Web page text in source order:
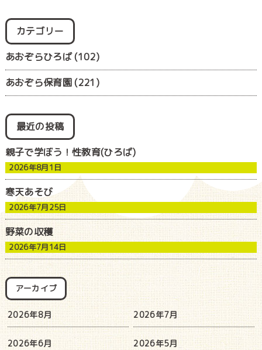
カテゴリー
あおぞらひろば(102)
あおぞら保育園(221)
最近の投稿
親子で学ぼう！性教育(ひろば)
2026年8月1日
寒天あそび
2026年7月25日
野菜の収穫
2026年7月14日
アーカイブ
2026年8月 2026年7月
2026年6月 2026年5月